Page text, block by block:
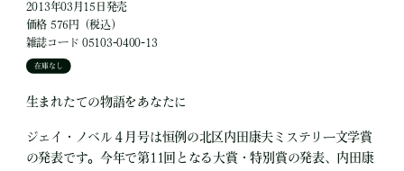
2013年03月15日発売
価格 576円（税込）
雑誌コード 05103-0400-13
在庫なし
生まれたての物語をあなたに
ジェイ・ノベル４月号は恒例の北区内田康夫ミステリー文学賞
の発表です。今年で第11回となる大賞・特別賞の発表、内田康